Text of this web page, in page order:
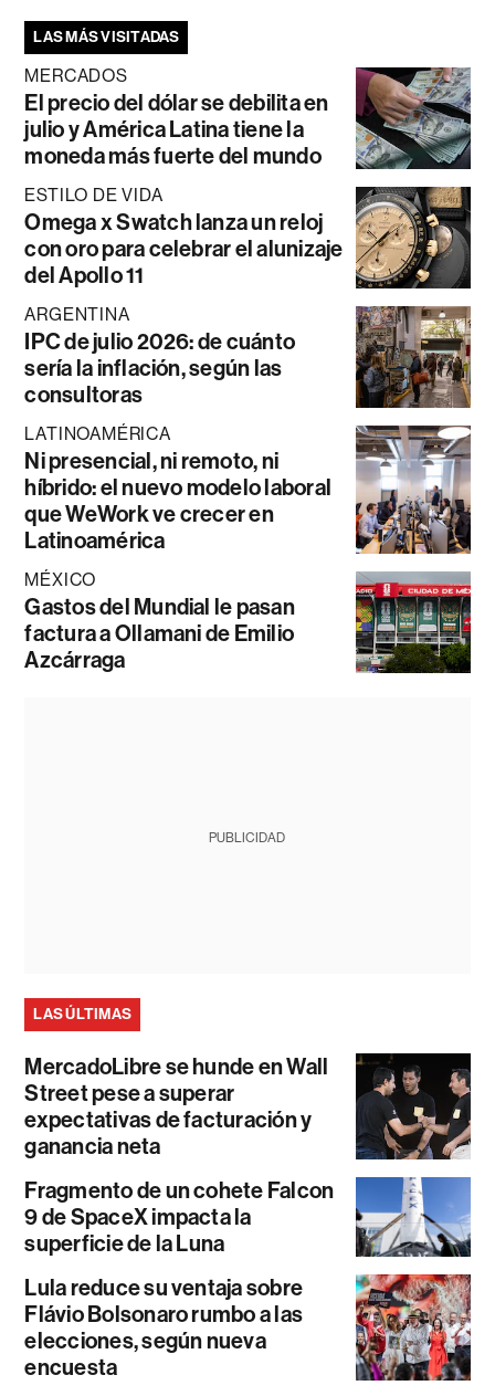
LAS MÁS VISITADAS
MERCADOS
El precio del dólar se debilita en
julio y América Latina tiene la
moneda más fuerte del mundo
ESTILO DE VIDA
Omega x Swatch lanza un reloj
con oro para celebrar el alunizaje
del Apollo 11
ARGENTINA
IPC de julio 2026: de cuánto
sería la inflación, según las
consultoras
LATINOAMÉRICA
Ni presencial, ni remoto, ni
híbrido: el nuevo modelo laboral
que WeWork ve crecer en
Latinoamérica
MÉXICO
Gastos del Mundial le pasan
factura a Ollamani de Emilio
Azcárraga
PUBLICIDAD
LAS ÚLTIMAS
MercadoLibre se hunde en Wall
Street pese a superar
expectativas de facturación y
ganancia neta
Fragmento de un cohete Falcon
9 de SpaceX impacta la
superficie de la Luna
Lula reduce su ventaja sobre
Flávio Bolsonaro rumbo a las
elecciones, según nueva
encuesta